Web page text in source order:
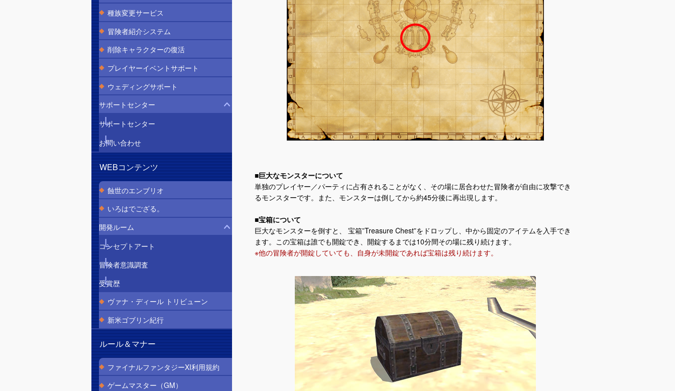
種族変更サービス
冒険者紹介システム
削除キャラクターの復活
プレイヤーイベントサポート
ウェディングサポート
サポートセンター
サポートセンター
お問い合わせ
WEBコンテンツ
蝕世のエンブリオ
いろはでござる。
開発ルーム
コンセプトアート
冒険者意識調査
受賞歴
ヴァナ・ディール トリビューン
新米ゴブリン紀行
ルール＆マナー
ファイナルファンタジーXI利用規約
ゲームマスター（GM）
■巨大なモンスターについて
単独のプレイヤー／パーティに占有されることがなく、その場に居合わせた冒険者が自由に攻撃でき
るモンスターです。また、モンスターは倒してから約45分後に再出現します。
■宝箱について
巨大なモンスターを倒すと、 宝箱”Treasure Chest”をドロップし、中から固定のアイテムを入手でき
ます。この宝箱は誰でも開錠でき、開錠するまでは10分間その場に残り続けます。
※他の冒険者が開錠していても、自身が未開錠であれば宝箱は残り続けます。